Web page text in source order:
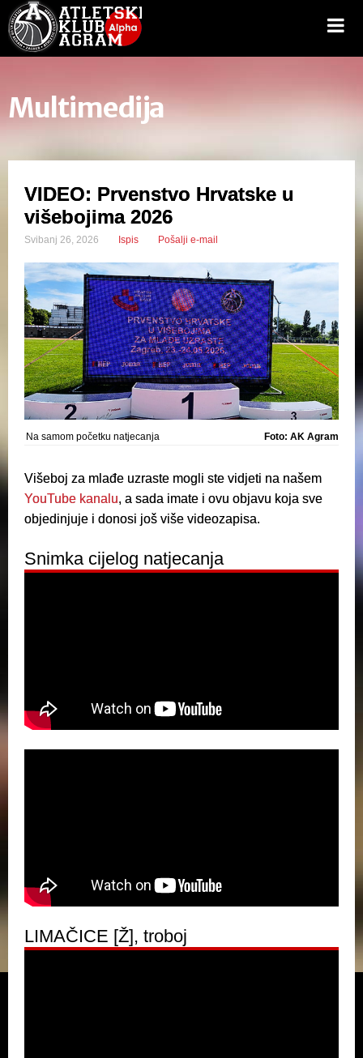
Multimedija
VIDEO: Prvenstvo Hrvatske u
višebojima 2026
Svibanj 26, 2026 Ispis Pošalji e-mail
Foto: AK Agram
Na samom početku natjecanja
Višeboj za mlađe uzraste mogli ste vidjeti na našem
YouTube kanalu, a sada imate i ovu objavu koja sve
objedinjuje i donosi još više videozapisa.
Snimka cijelog natjecanja
LIMAČICE [Ž], troboj